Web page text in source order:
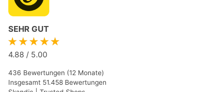
SEHR GUT
★★★★★
4.88 / 5.00
436 Bewertungen (12 Monate)
Insgesamt 51.458 Bewertungen